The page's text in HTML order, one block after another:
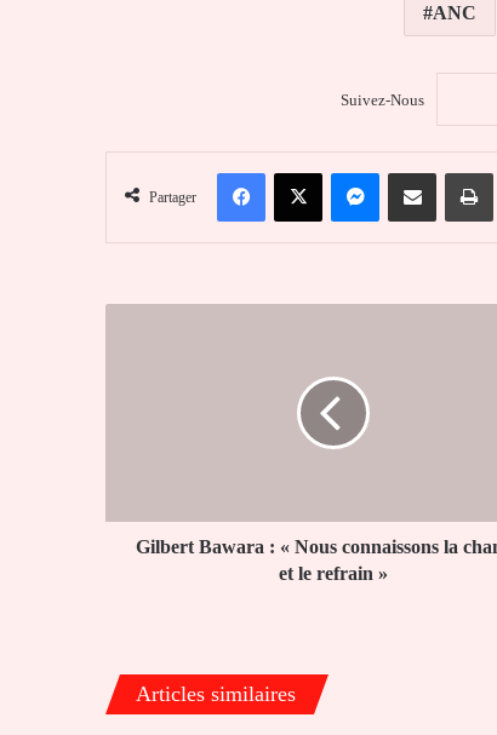
ANC
Suivez-Nous
Partager
FacebookX MessengerPartager par email
et
Gilbert Bawara : « Nous connaissons la
et le refrain »
Articles similaires